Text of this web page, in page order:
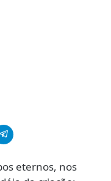
eternos, nos